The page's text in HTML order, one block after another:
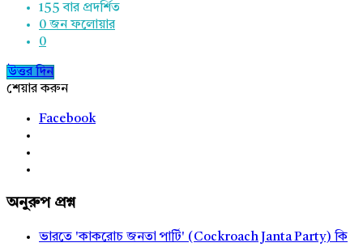
155বার প্রদর্শিত
0 জন ফলোয়ার
0
উত্তর দিন
শেয়ার করুন
Facebook
অনুরুপ প্রশ্ন
ভারতে 'কাকরোচ জনতা পার্টি' (Cockroach Janta Party) কি